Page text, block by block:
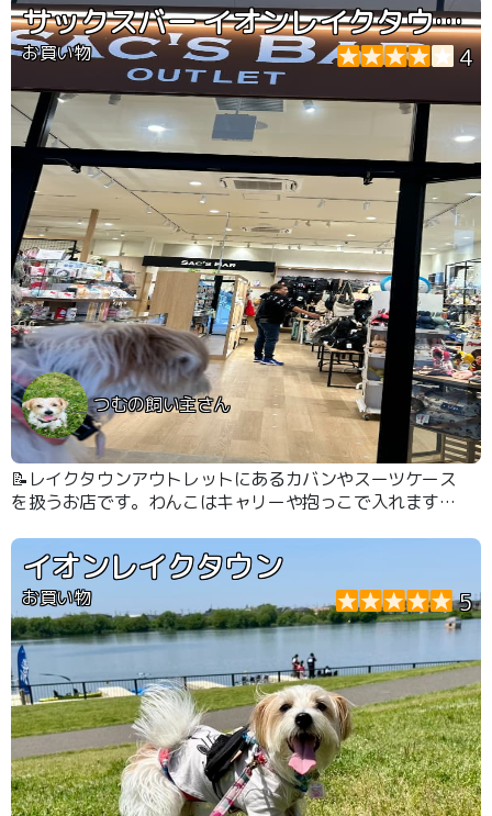
サックスバー イオンレイクタウンアウトレット店
お買い物 4
つむの飼い主さん
📝レイクタウンアウトレットにあるカバンやスーツケース
を扱うお店です。わんこはキャリーや抱っこで入れます。
す！
イオンレイクタウン
お買い物 5